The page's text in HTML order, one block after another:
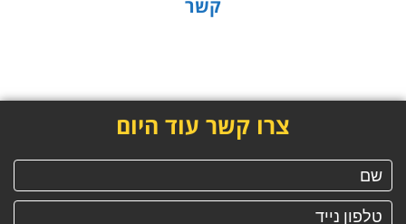
קשר
צרו קשר עוד היום